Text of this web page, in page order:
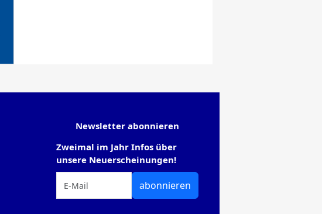
Newsletter abonnieren
Zweimal im Jahr Infos über
unsere Neuerscheinungen!
abonnieren